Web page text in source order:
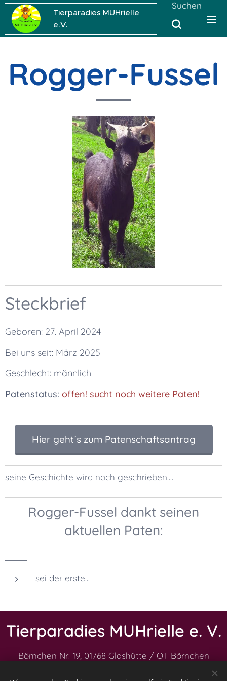
Tierparadies MUHrielle
e.V.
Suchen
Rogger-Fussel
Steckbrief
Geboren: 27. April 2024
Bei uns seit: März 2025
Geschlecht: männlich
Patenstatus: offen! sucht noch weitere Paten!
Hier geht´s zum Patenschaftsantrag
seine Geschichte wird noch geschrieben....
Rogger-Fussel dankt seinen
aktuellen Paten:
sei der erste...
Tierparadies MUHrielle e. V.
Börnchen Nr. 19, 01768 Glashütte / OT Börnchen
Impressum | Datenschutz Vereinssatzung|